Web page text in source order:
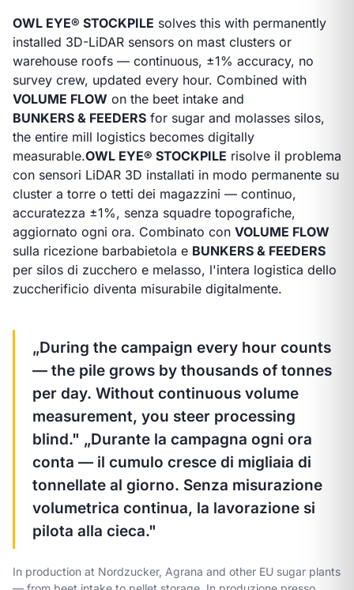
OWL EYE® STOCKPILE solves this with permanently
installed 3D-LiDAR sensors on mast clusters or
warehouse roofs — continuous, ±1% accuracy, no
survey crew, updated every hour. Combined with
VOLUME FLOW on the beet intake and
BUNKERS & FEEDERS for sugar and molasses silos,
the entire mill logistics becomes digitally
measurable.OWL EYE® STOCKPILE risolve il problema
con sensori LiDAR 3D installati in modo permanente su
cluster a torre o tetti dei magazzini — continuo,
accuratezza ±1%, senza squadre topografiche,
aggiornato ogni ora. Combinato con VOLUME FLOW
sulla ricezione barbabietola e BUNKERS & FEEDERS
per silos di zucchero e melasso, l'intera logistica dello
zuccherificio diventa misurabile digitalmente.
„During the campaign every hour counts
— the pile grows by thousands of tonnes
per day. Without continuous volume
measurement, you steer processing
blind." „Durante la campagna ogni ora
conta — il cumulo cresce di migliaia di
tonnellate al giorno. Senza misurazione
volumetrica continua, la lavorazione si
pilota alla cieca."
In production at Nordzucker, Agrana and other EU sugar plants